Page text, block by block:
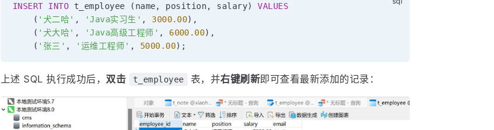
INSERT INTO t_employee ( name, position, salary)
VALUES
( '犬二哈' , 'Java实习生' , 3000.00) ,
( '犬大哈' , 'Java高级工程师' , 6000.00) ,
( '张三' , '运维工程师' , 5000.00) ;
上述 SQL 执行成功后， 双击 t_employee 表，并右键刷新即可查看最新添加的记录：